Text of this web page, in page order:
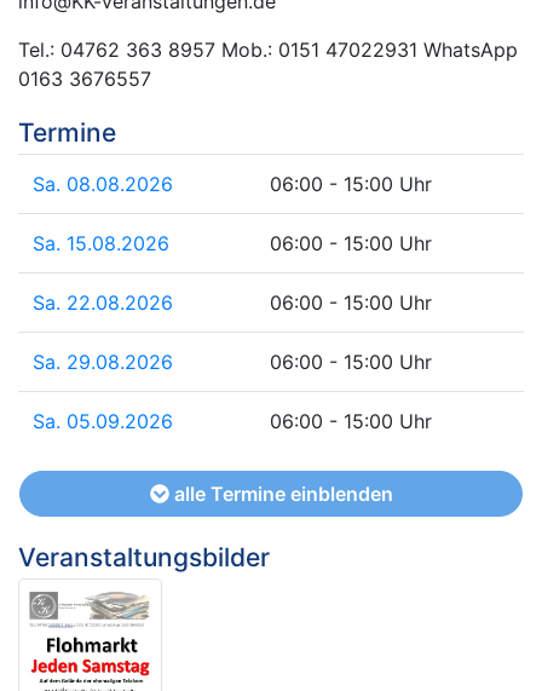
Tel.: 04762 363 8957 Mob.: 0151 47022931 WhatsApp
0163 3676557
Termine
Sa. 08.08.2026 06:00 - 15:00 Uhr
Sa. 15.08.2026 06:00 - 15:00 Uhr
Sa. 22.08.2026 06:00 - 15:00 Uhr
Sa. 29.08.2026 06:00 - 15:00 Uhr
Sa. 05.09.2026 06:00 - 15:00 Uhr
alle Termine einblenden
Veranstaltungsbilder